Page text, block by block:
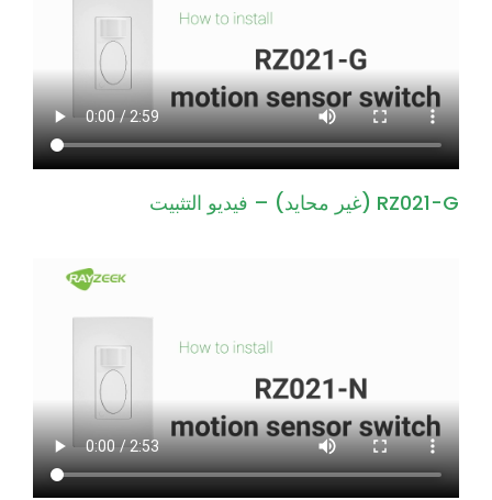
RZ021-G (غير محايد) – فيديو التثبيت